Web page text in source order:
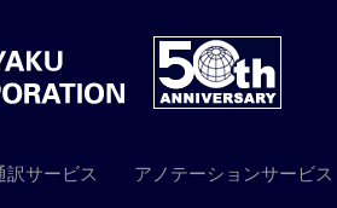
訳サービス アノテーションサービス